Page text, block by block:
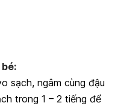
sạch, ngâm cùng đậu
trong 1 – 2 tiếng để